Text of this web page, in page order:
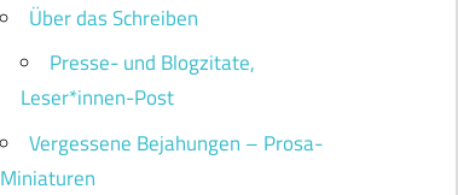
Über das Schreiben
Presse- und Blogzitate,
Leser*innen-Post
Vergessene Bejahungen – Prosa-
Miniaturen